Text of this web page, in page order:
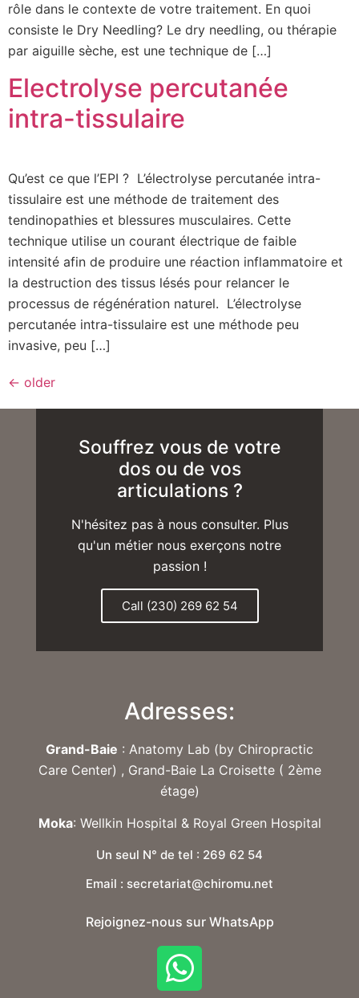
rôle dans le contexte de votre traitement. En quoi
consiste le Dry Needling? Le dry needling, ou thérapie
par aiguille sèche, est une technique de […]
Electrolyse percutanée
intra-tissulaire
Qu’est ce que l’EPI ? L’électrolyse percutanée intra-
tissulaire est une méthode de traitement des
tendinopathies et blessures musculaires. Cette
technique utilise un courant électrique de faible
intensité afin de produire une réaction inflammatoire et
la destruction des tissus lésés pour relancer le
processus de régénération naturel. L’électrolyse
percutanée intra-tissulaire est une méthode peu
invasive, peu […]
← older
Souffrez vous de votre
dos ou de vos
articulations ?
N'hésitez pas à nous consulter. Plus
qu'un métier nous exerçons notre
passion !
Call (230) 269 62 54
Adresses:
Grand-Baie : Anatomy Lab (by Chiropractic
Care Center) , Grand-Baie La Croisette ( 2ème
étage)
Moka: Wellkin Hospital & Royal Green Hospital
Un seul N° de tel : 269 62 54
Email : secretariat@chiromu.net
Rejoignez-nous sur WhatsApp